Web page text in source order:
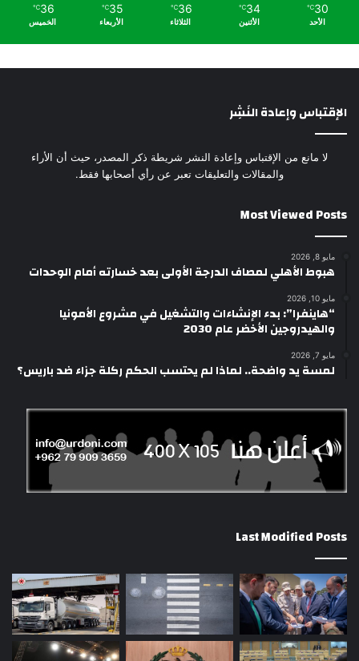
30
℃
الأحد
34
℃
الأثنين
36
℃
الثلاثاء
35
℃
الأربعاء
36
℃
الخميس
الإقتباس وإعادة النَشِر
لا مانع من الإقتباس وإعادة النشر شريطة ذكر المصدر، حيث أن الأراء
والمقالات والتعليقات تعبر عن رأي أصحابها فقط.
Most Viewed Posts
مايو 8, 2026
هبوط الأهلي لمصاف الدرجة الأولى بعد خسارته أمام الوحدات
مايو 10, 2026
“هاينفرا”: بدء الإنشاءات والتشغيل في مشروع الأمونيا
والهيدروجين الأخضر عام 2030
مايو 7, 2026
لمسة يد واضحة.. لماذا لم يحتسب الحكم ركلة جزاء ضد باريس؟
Last Modified Posts